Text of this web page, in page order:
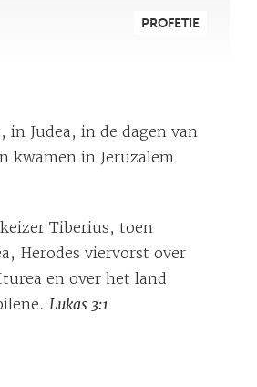
PROFETIE
in Judea, in de dagen van
kwamen in Jeruzalem
Tiberius, toen
Herodes viervorst over
en over het land
Lukas 3:1